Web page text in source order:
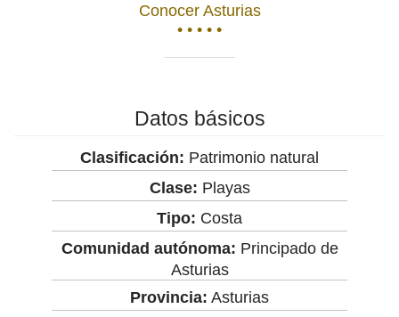
Conocer Asturias
• • • • •
Datos básicos
Clasificación: Patrimonio natural
Clase: Playas
Tipo: Costa
Comunidad autónoma: Principado de
Asturias
Provincia: Asturias